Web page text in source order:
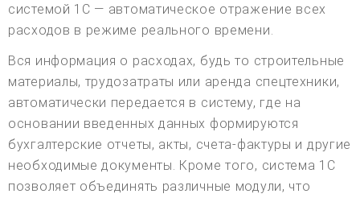
системой 1С — автоматическое отражение всех
расходов в режиме реального времени.
Вся информация о расходах, будь то строительные
материалы, трудозатраты или аренда спецтехники,
автоматически передается в систему, где на
основании введенных данных формируются
бухгалтерские отчеты, акты, счета-фактуры и другие
необходимые документы. Кроме того, система 1С
позволяет объединять различные модули, что